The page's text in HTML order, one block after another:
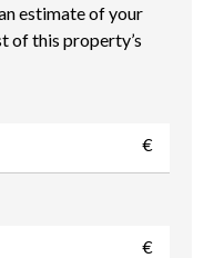
estimate of your
of this property’s
€
€